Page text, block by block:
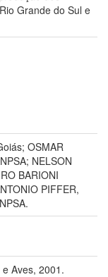
Grande do Sul e
OSMAR
NELSON
BARIONI
PIFFER,
Aves, 2001.